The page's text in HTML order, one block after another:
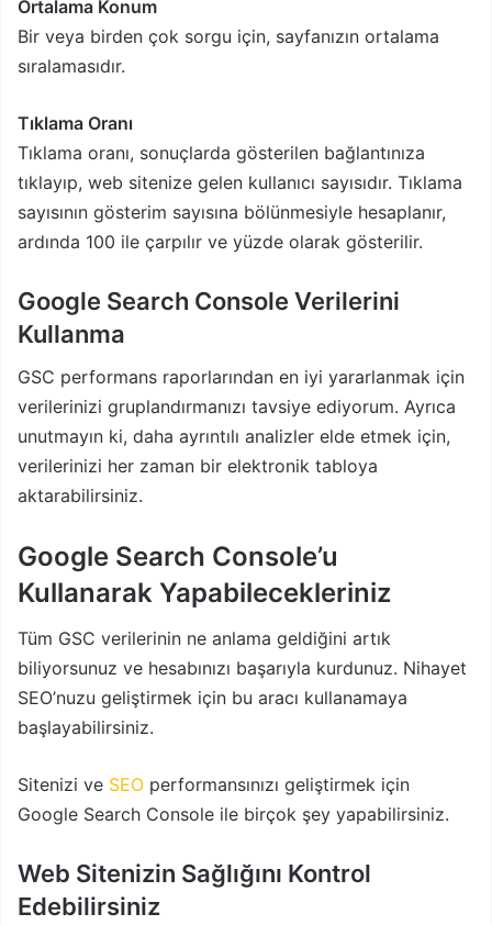
Ortalama Konum
Bir veya birden çok sorgu için, sayfanızın ortalama
sıralamasıdır.
Tıklama Oranı
Tıklama oranı, sonuçlarda gösterilen bağlantınıza
tıklayıp, web sitenize gelen kullanıcı sayısıdır. Tıklama
sayısının gösterim sayısına bölünmesiyle hesaplanır,
ardında 100 ile çarpılır ve yüzde olarak gösterilir.
Google Search Console Verilerini
Kullanma
GSC performans raporlarından en iyi yararlanmak için
verilerinizi gruplandırmanızı tavsiye ediyorum. Ayrıca
unutmayın ki, daha ayrıntılı analizler elde etmek için,
verilerinizi her zaman bir elektronik tabloya
aktarabilirsiniz.
Google Search Console’u
Kullanarak Yapabilecekleriniz
Tüm GSC verilerinin ne anlama geldiğini artık
biliyorsunuz ve hesabınızı başarıyla kurdunuz. Nihayet
SEO’nuzu geliştirmek için bu aracı kullanamaya
başlayabilirsiniz.
Sitenizi ve SEO performansınızı geliştirmek için
Google Search Console ile birçok şey yapabilirsiniz.
Web Sitenizin Sağlığını Kontrol
Edebilirsiniz